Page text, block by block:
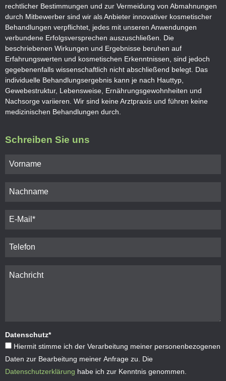
rechtlicher Bestimmungen und zur Vermeidung von Abmahnungen
durch Mitbewerber sind wir als Anbieter innovativer kosmetischer
Behandlungen verpflichtet, jedes mit unseren Anwendungen
verbundene Erfolgsversprechen auszuschließen . Die
beschriebenen Wirkungen und Ergebnisse beruhen auf
Erfahrungswerten und kosmetischen Erkenntnissen, sind jedoch
gegebenenfalls wissenschaftlich nicht abschließend belegt. Das
individuelle Behandlungsergebnis kann je nach Hauttyp,
Gewebestruktur, Lebensweise, Ernährungsgewohnheiten und
Nachsorge variieren. Wir sind keine Arztpraxis und führen keine
medizinischen Behandlungen durch.
Schreiben Sie uns
Datenschutz*
Hiermit stimme ich der Verarbeitung meiner personenbezogenen
Daten zur Bearbeitung meiner Anfrage zu. Die
Datenschutzerklärung habe ich zur Kenntnis genommen.